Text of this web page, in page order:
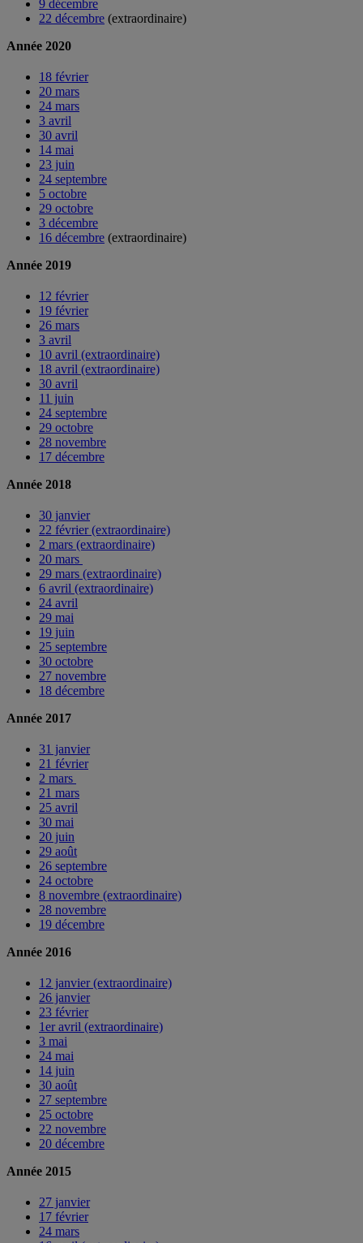
9 décembre
22 décembre (extraordinaire)
Année 2020
18 février
20 mars
24 mars
3 avril
30 avril
14 mai
23 juin
24 septembre
5 octobre
29 octobre
3 décembre
16 décembre (extraordinaire)
Année 2019
12 février
19 février
26 mars
3 avril
10 avril (extraordinaire)
18 avril (extraordinaire)
30 avril
11 juin
24 septembre
29 octobre
28 novembre
17 décembre
Année 2018
30 janvier
22 février (extraordinaire)
2 mars (extraordinaire)
20 mars
29 mars (extraordinaire)
6 avril (extraordinaire)
24 avril
29 mai
19 juin
25 septembre
30 octobre
27 novembre
18 décembre
Année 2017
31 janvier
21 février
2 mars
21 mars
25 avril
30 mai
20 juin
29 août
26 septembre
24 octobre
8 novembre (extraordinaire)
28 novembre
19 décembre
Année 2016
12 janvier (extraordinaire)
26 janvier
23 février
1er avril (extraordinaire)
3 mai
24 mai
14 juin
30 août
27 septembre
25 octobre
22 novembre
20 décembre
Année 2015
27 janvier
17 février
24 mars